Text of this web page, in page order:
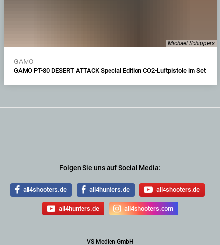
Michael Schippers
GAMO
GAMO PT-80 DESERT ATTACK Special Edition CO2-Luftpistole im Set
Folgen Sie uns auf Social Media:
all4shooters.de all4hunters.de all4shooters.de
all4hunters.de all4shooters.com
VS Medien GmbH